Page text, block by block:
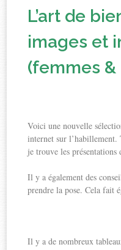
L’art de
images et
(femmes
Voici une nouvelle
internet sur l’habillement.
je trouve les présentations
Il y a également des
prendre la pose. Cela fait
Il y a de nombreux